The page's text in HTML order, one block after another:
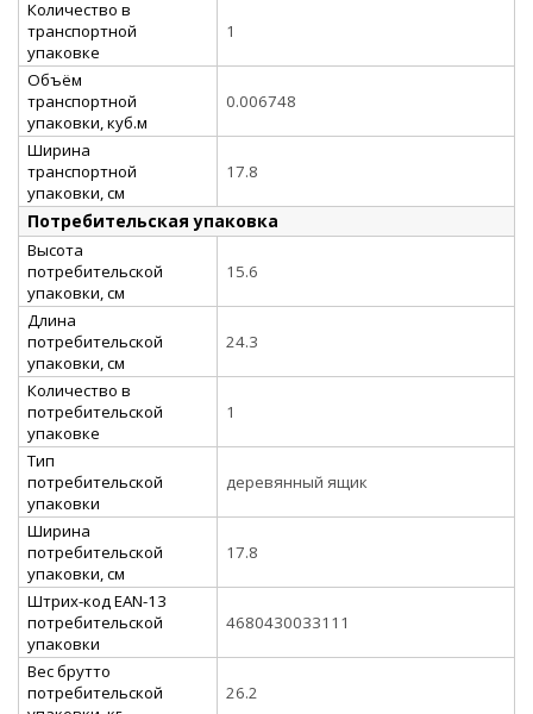
Количество в
транспортной
упаковке
1
Объём
транспортной
упаковки, куб.м
0.006748
Ширина
транспортной
упаковки, см
17.8
Потребительская упаковка
Высота
потребительской
упаковки, см
15.6
Длина
потребительской
упаковки, см
24.3
Количество в
потребительской
упаковке
1
Тип
потребительской
упаковки
деревянный ящик
Ширина
потребительской
упаковки, см
17.8
Штрих-код EAN-13
потребительской
упаковки
4680430033111
Вес брутто
потребительской
26.2